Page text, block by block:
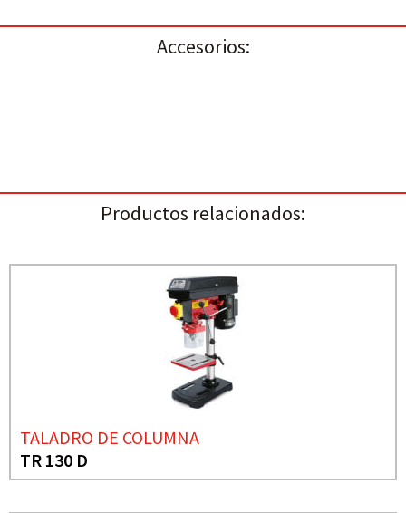
Accesorios:
Productos relacionados:
TALADRO DE COLUMNA
TR 130 D